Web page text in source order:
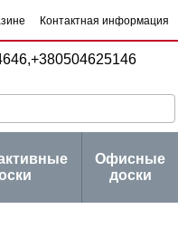
Контактная информация
Блог
+380504625146
Офисные
доски